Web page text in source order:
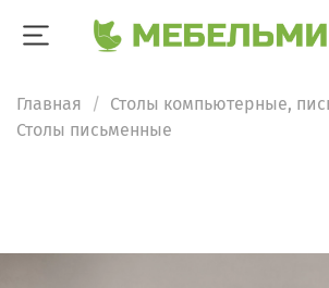
Главная
Столы компьютерные,
Столы письменные